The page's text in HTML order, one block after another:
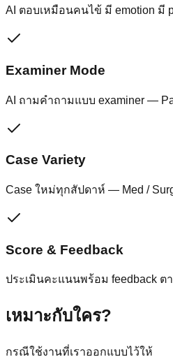
AI ตอบเหมือนคนไข้ มี emotion มี
Examiner Mode
AI ถามคำถามแบบ examiner —
Case Variety
Case ใหม่ทุกสัปดาห์ — Med /
Score & Feedback
ประเมินคะแนนพร้อม feedback ต
เหมาะกับใคร?
กรณีใช้งานที่เราออกแบบไว้ให้